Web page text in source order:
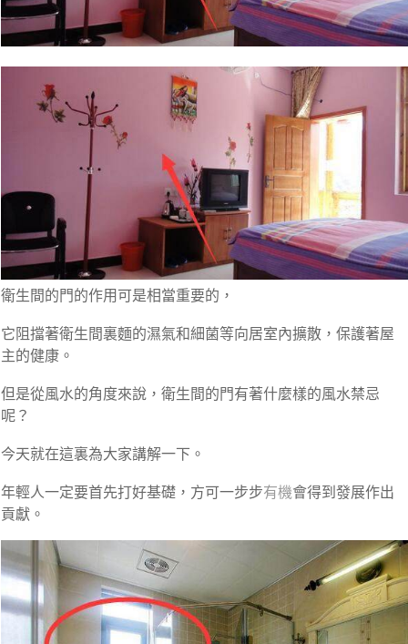
衛生間的門的作用可是相當重要的，
它阻擋著衛生間裏麵的濕氣和細菌等向居室內擴散，保護著屋
主的健康。
但是從風水的角度來說，衛生間的門有著什麼樣的風水禁忌
呢？
今天就在這裏為大家講解一下。
年輕人一定要首先打好基礎，方可一步步有機會得到發展作出
貢獻。